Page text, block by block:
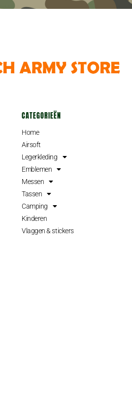
CATEGORIEËN
Home
Airsoft
Legerkleding
Emblemen
Messen
Tassen
Camping
Kinderen
Vlaggen & stickers